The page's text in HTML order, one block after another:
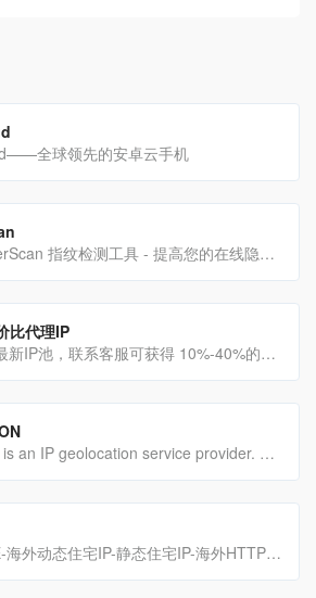
全球领先的安卓云手机
最佳 BrowserScan 指纹检测工具 - 提高您的在线隐私安全
比代理IP
免费测试，最新IP池，联系客服可获得 10%-40%的套餐额外资源赠送。
IP2Location is an IP geolocation service provider. Learn about IP2Location databases and IP2Proxy services.
PROXYLITE-海外动态住宅IP-静态住宅IP-海外HTTP代理